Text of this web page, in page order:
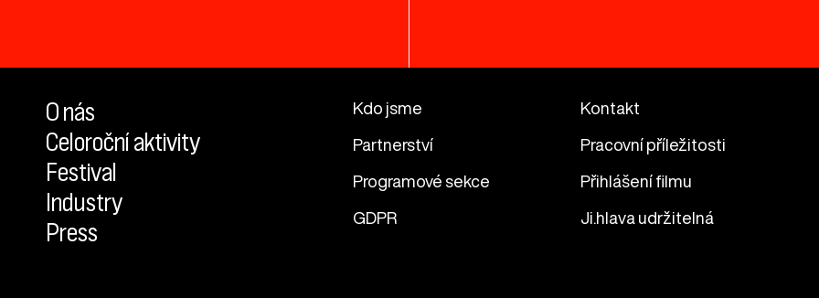
O nás
Celoroční aktivity
Festival
Industry
Press
Kdo jsme Kontakt
Partnerství Pracovní příležitosti
Programové sekce Přihlášení filmu
GDPR Ji.hlava udržitelná